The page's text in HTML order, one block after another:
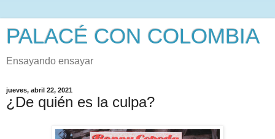
PALACÉ CON COLOMBIA
Ensayando ensayar
jueves, abril 22, 2021
¿De quién es la culpa?